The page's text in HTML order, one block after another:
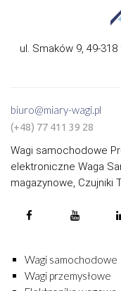
ul. Smaków 9, 49-
biuro@miary-wagi.pl
(+48) 77 411 39 28
Wagi samochodowe
elektroniczne Waga
magazynowe, Czujniki
Wagi samochodowe
Wagi przemysłowe